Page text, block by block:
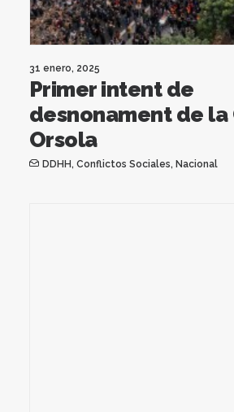
31 enero, 2025
Primer intent de
desnonament de la
Orsola
DDHH, Conflictos Sociales, Nacional